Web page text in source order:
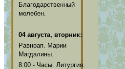
Благодарственный
молебен.
04 августа, вторник:
Равноап. Марии
Магдалины.
8:00 - Часы. Литургия.